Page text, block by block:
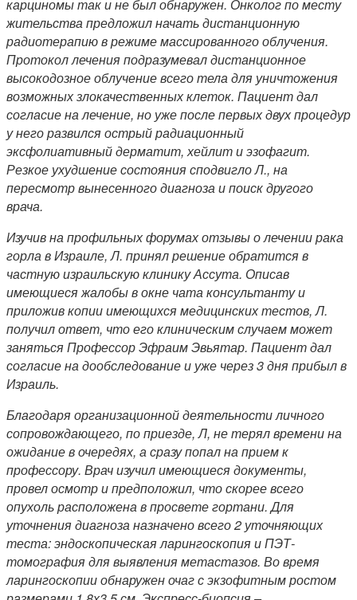
карциномы так и не был обнаружен. Онколог по месту
жительства предложил начать дистанционную
радиотерапию в режиме массированного облучения.
Протокол лечения подразумевал дистанционное
высокодозное облучение всего тела для уничтожения
возможных злокачественных клеток. Пациент дал
согласие на лечение, но уже после первых двух процедур
у него развился острый радиационный
эксфолиативный дерматит, хейлит и эзофагит.
Резкое ухудшение состояния сподвигло Л., на
пересмотр вынесенного диагноза и поиск другого
врача.
Изучив на профильных форумах отзывы о лечении рака
горла в Израиле, Л. принял решение обратится в
частную израильскую клинику Ассута. Описав
имеющиеся жалобы в окне чата консультанту и
приложив копии имеющихся медицинских тестов, Л.
получил ответ, что его клиническим случаем может
заняться Профессор Эфраим Эвьятар. Пациент дал
согласие на дообследование и уже через 3 дня прибыл в
Израиль.
Благодаря организационной деятельности личного
сопровождающего, по приезде, Л, не терял времени на
ожидание в очередях, а сразу попал на прием к
профессору. Врач изучил имеющиеся документы,
провел осмотр и предположил, что скорее всего
опухоль расположена в просвете гортани. Для
уточнения диагноза назначено всего 2 уточняющих
теста: эндоскопическая ларингоскопия и ПЭТ-
томография для выявления метастазов. Во время
ларингоскопии обнаружен очаг с экзофитным ростом